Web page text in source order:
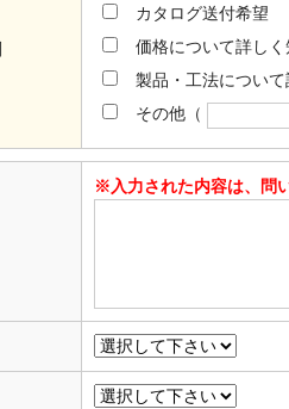
カタログ送付希望
価格について詳し
製品・工法につい
その他 （
※入力された内容は、問